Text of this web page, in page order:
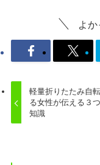
よか
軽量折りたたみ自
る女性が伝える３
知識